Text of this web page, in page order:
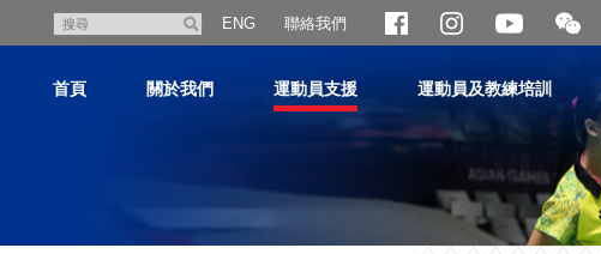
尋
ENG 聯絡我們
開
合
二
維
首頁 關於我們 運動員支援 運動員及教練培訓